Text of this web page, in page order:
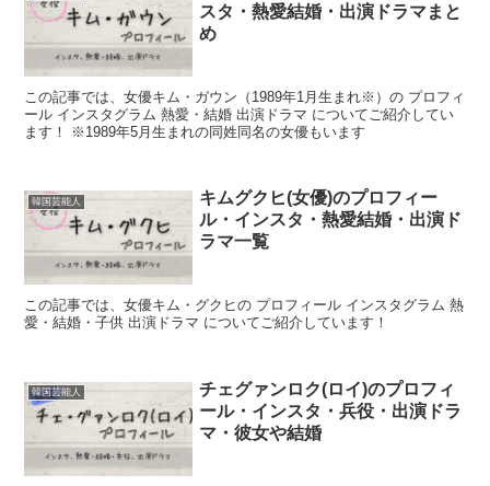
スタ・熱愛結婚・出演ドラマまと
め
この記事では、女優キム・ガウン（1989年1月生まれ※）の プロフィ
ール インスタグラム 熱愛・結婚 出演ドラマ についてご紹介してい
ます！ ※1989年5月生まれの同姓同名の女優もいます
韓国芸能人
キムグクヒ(女優)のプロフィー
ル・インスタ・熱愛結婚・出演ド
ラマ一覧
この記事では、女優キム・グクヒの プロフィール インスタグラム 熱
愛・結婚・子供 出演ドラマ についてご紹介しています！
韓国芸能人
チェグァンロク(ロイ)のプロフィ
ール・インスタ・兵役・出演ドラ
マ・彼女や結婚